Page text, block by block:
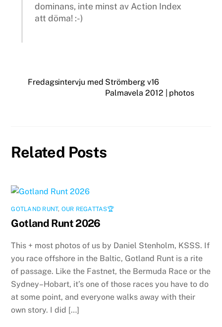
dominans, inte minst av Action Index
att döma! :-)
Fredagsintervju med Strömberg v16
Palmavela 2012 | photos
Related Posts
GOTLAND RUNT, OUR REGATTAS🏆
Gotland Runt 2026
This + most photos of us by Daniel Stenholm, KSSS. If
you race offshore in the Baltic, Gotland Runt is a rite
of passage. Like the Fastnet, the Bermuda Race or the
Sydney–Hobart, it’s one of those races you have to do
at some point, and everyone walks away with their
own story. I did […]